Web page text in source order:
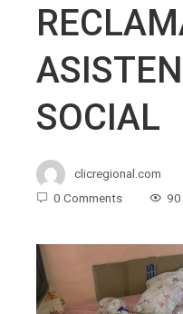
SOCIAL
clicregional.com
0 Comments
90